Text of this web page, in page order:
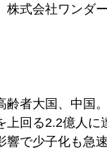
株式会社ワンダ
齢者大国、中国
上回る2.2億人
響で少子化も急